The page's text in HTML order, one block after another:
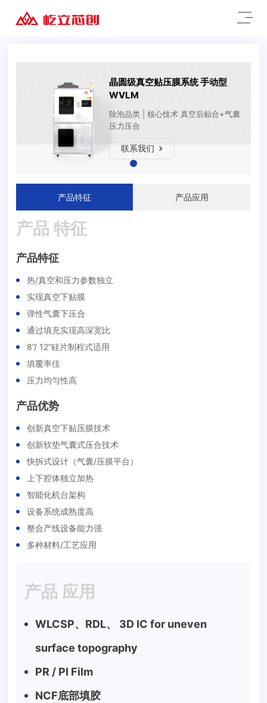
晶圆级真空贴压膜系统 手动型
WVLM
除泡品类 | 核心技术 真空后贴合+气囊
压力压合
联系我们
产品特征 产品应用
产品 特征
产品特征
热/真空和压力参数独立
实现真空下贴膜
弹性气囊下压合
通过填充实现高深宽比
8”/ 12”硅片制程式适用
填覆率佳
压力均匀性高
产品优势
创新真空下贴压膜技术
创新软垫气囊式压合技术
快拆式设计（气囊/压膜平台）
上下腔体独立加热
智能化机台架构
设备系统成熟度高
整合产线设备能力强
多种材料/工艺应用
产品 应用
WLCSP、RDL、 3D IC for uneven
surface topography
PR / PI Film
NCF底部填胶